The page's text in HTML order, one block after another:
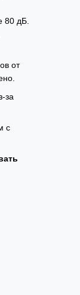
80 дБ.
от
за
с